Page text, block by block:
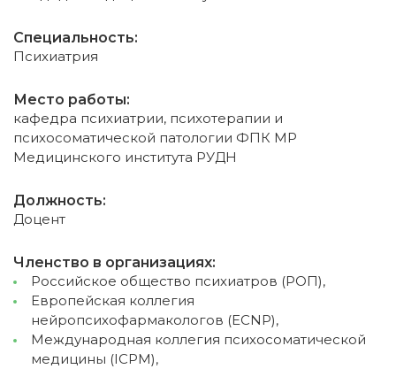
Специальность:
Психиатрия
Место работы:
кафедра психиатрии, психотерапии и
психосоматической патологии ФПК МР
Медицинского института РУДН
Должность:
Доцент
Членство в организациях:
Российское общество психиатров (РОП),
Европейская коллегия
нейропсихофармакологов (ECNP),
Между­народная коллегия психосоматической
медицины (ICPM),